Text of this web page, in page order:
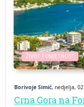
ŽIVOT I UMJETNOST
Borivoje Simić, nedjelja,
Crna Gora na